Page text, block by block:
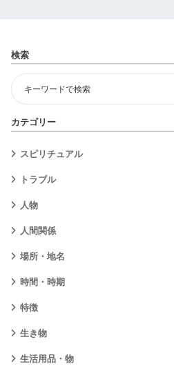
検索
カテゴリー
スピリチュアル
トラブル
人物
人間関係
場所・地名
時間・時期
特徴
生き物
生活用品・物